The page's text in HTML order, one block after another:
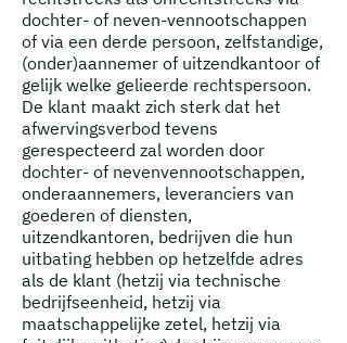
dochter- of neven-vennootschappen
of via een derde persoon, zelfstandige,
(onder)aannemer of uitzendkantoor of
gelijk welke gelieerde rechtspersoon.
De klant maakt zich sterk dat het
afwervingsverbod tevens
gerespecteerd zal worden door
dochter- of nevenvennootschappen,
onderaannemers, leveranciers van
goederen of diensten,
uitzendkantoren, bedrijven die hun
uitbating hebben op hetzelfde adres
als de klant (hetzij via technische
bedrijfseenheid, hetzij via
maatschappelijke zetel, hetzij via